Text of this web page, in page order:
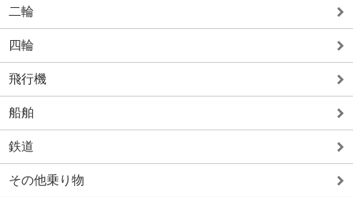
二輪
四輪
飛行機
船舶
鉄道
その他乗り物